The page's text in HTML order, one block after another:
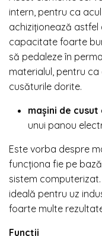
intern, pentru ca
achiziționează
capacitate foarte
să pedaleze în
materialul, pentru ca
cusăturile dorite.
mașini de
unui panou
Este vorba despre
funcționa fie pe
sistem
ideală pentru uz
foarte multe
Funcții